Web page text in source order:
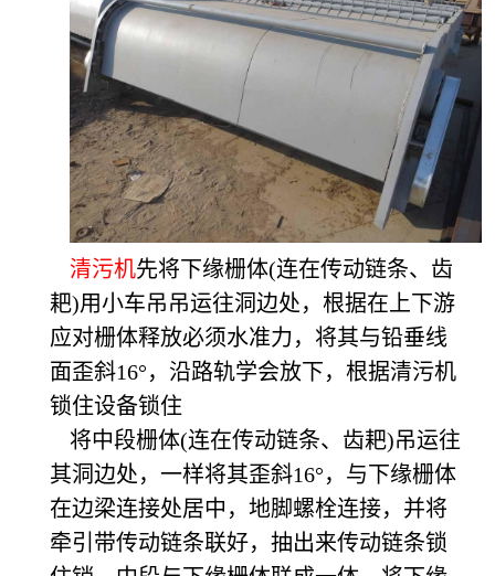
清污机先将下缘栅体(连在传动链条、齿
耙)用小车吊吊运往洞边处，根据在上下游
应对栅体释放必须水准力，将其与铅垂线
面歪斜16°，沿路轨学会放下，根据清污机
锁住设备锁住
将中段栅体(连在传动链条、齿耙)吊运往
其洞边处，一样将其歪斜16°，与下缘栅体
在边梁连接处居中，地脚螺栓连接，并将
牵引带传动链条联好，抽出来传动链条锁